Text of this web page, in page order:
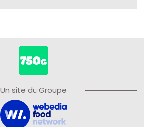
Un site du Groupe